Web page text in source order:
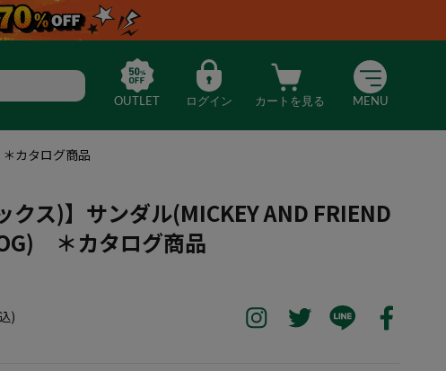
OUTLET ログイン カートを見る MENU
カタログ商品
クス)】サンダル(MICKEY AND FRIEND
＊カタログ商品
)